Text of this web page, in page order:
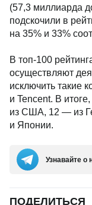
(57,3 миллиарда
подскочили в
на 35% и 33%
В топ-100
осуществляют
исключить такие
и Tencent. В
из США, 12 — из
и Японии.
Узнавайте о
ПОДЕЛИТЬСЯ